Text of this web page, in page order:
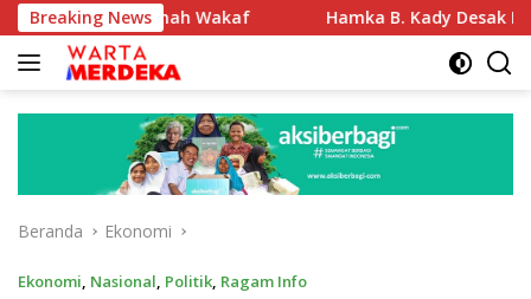
Langsung
ke
konten
Breaking News
Tanah Wakaf Hamka B. Kady Desak Evaluasi
Beranda Ekonomi
Ekonomi, Nasional, Politik, Ragam Info